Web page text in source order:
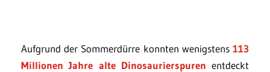
Aufgrund der Sommerdürre konnten wenigstens 113
Millionen Jahre alte Dinosaurierspuren entdeckt